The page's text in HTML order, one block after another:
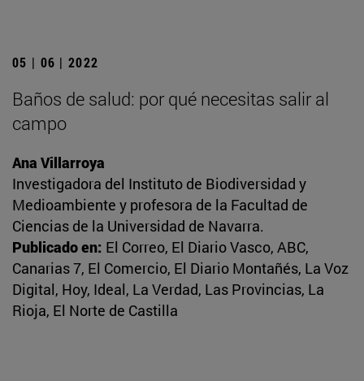
05 | 06 | 2022
Baños de salud: por qué necesitas salir al
campo
Ana Villarroya
Investigadora del Instituto de Biodiversidad y
Medioambiente y profesora de la Facultad de
Ciencias de la Universidad de Navarra.
Publicado en: El Correo, El Diario Vasco, ABC,
Canarias 7, El Comercio, El Diario Montañés, La Voz
Digital, Hoy, Ideal, La Verdad, Las Provincias, La
Rioja, El Norte de Castilla